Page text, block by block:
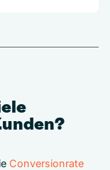
Conversionrate